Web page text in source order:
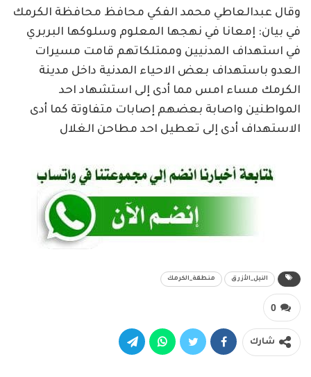
وقال عبدالعاطي محمد الفكي محافظ محافظة الكرمك
في بيان: إمعانا في نهجها المعلوم وسلوكها البربري
في استهداف المدنيين وممتلكاتهم قامت مسيرات
العدو باستهداف بعض الاحياء المدنية داخل مدينة
الكرمك مساء امس مما أدى إلى استشهاد احد
المواطنين واصابة بعضهم إصابات متفاوتة كما أدى
الاستهداف أدى إلى تعطيل احد مطاحن الغلال
النيل_الأزرق منطقة_الكرمك
0
شارك